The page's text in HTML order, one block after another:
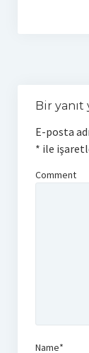
Bir yanıt
E-posta
* ile
Comment
Name*